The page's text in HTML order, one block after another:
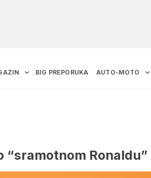
BIG PREPORUKA AUTO-MOTO
Ronaldu”